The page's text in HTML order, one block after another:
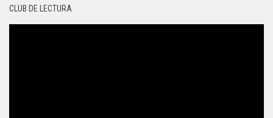
CLUB DE LECTURA